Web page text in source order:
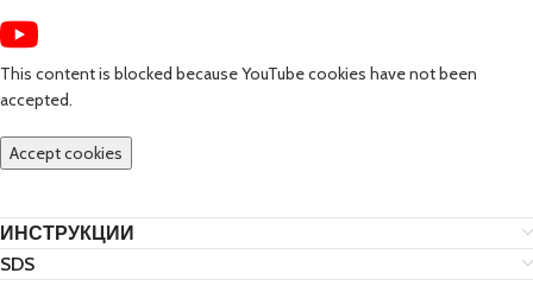
This content is blocked because YouTube cookies have not been
accepted.
Accept cookies
ИНСТРУКЦИИ
SDS